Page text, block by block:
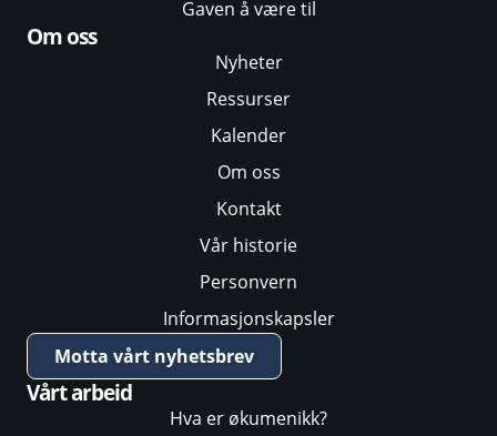
Gaven å være til
Om oss
Nyheter
Ressurser
Kalender
Om oss
Kontakt
Vår historie
Personvern
Informasjonskapsler
Motta vårt nyhetsbrev
Vårt arbeid
Hva er økumenikk?